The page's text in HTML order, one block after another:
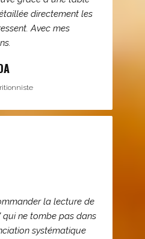
directement les
Avec mes
la lecture de
qui ne tombe pas dans
systématique